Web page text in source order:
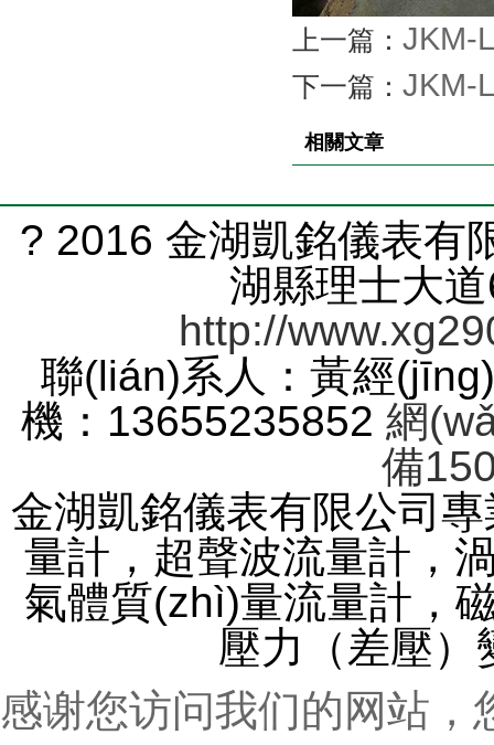
上一篇： JKM-
下一篇： JKM-
相關文章
? 2016 金湖凱銘儀表有
湖縣理士大
http://
聯(lián)系人：黃經
機：13655235852 網
備
金湖凱銘儀表有限公司
量計，超聲波流量計
氣體質(zhì)量流量計，磁
壓力（差壓）
感谢您访问我们的网站，